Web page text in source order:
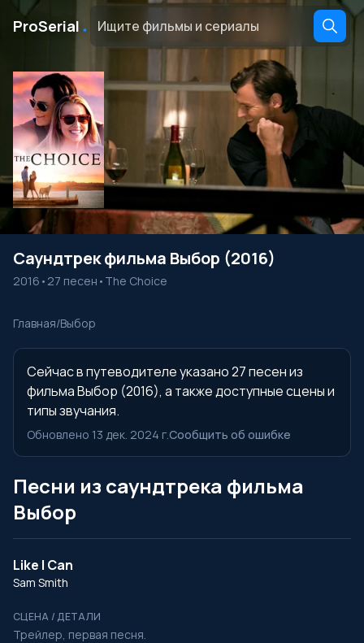
ProSerial ․
Саундтрек фильма Выбор (2016)
2016 • 27 песен • The Choice
Главная/Выбор
Сейчас в путеводителе указано 27 песен из
фильма Выбор (2016), а также доступные сцены и
типы звучания.
Обновлено 13 дек. 2024 г.Сообщить об ошибке
Песни из саундтрека фильма
Выбор
Like I Can
Sam Smith
СЦЕНА / ДЕТАЛИ
Трейлер, первая песня.